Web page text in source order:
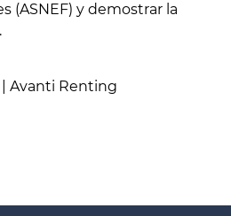
(ASNEF) y demostrar la